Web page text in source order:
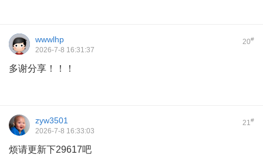
20#
wwwlhp
2026-7-8 16:31:37
多谢分享！！！
21#
zyw3501
2026-7-8 16:33:03
烦请更新下29617吧